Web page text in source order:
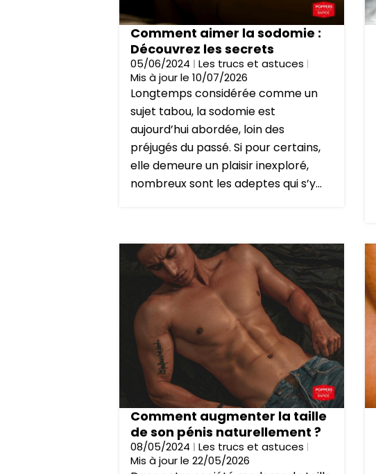
Comment aimer la sodomie :
Découvrez les secrets
05/06/2024
Les trucs et astuces
Mis à jour le 10/07/2026
Longtemps considérée comme un
sujet tabou, la sodomie est
aujourd’hui abordée, loin des
préjugés du passé. Si pour certains,
elle demeure un plaisir inexploré,
nombreux sont les adeptes qui s’y...
Comment augmenter la taille
de son pénis naturellement ?
08/05/2024
Les trucs et astuces
Mis à jour le 22/05/2026